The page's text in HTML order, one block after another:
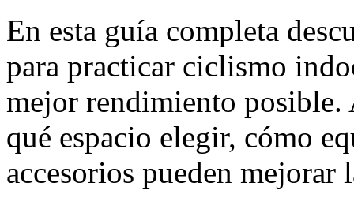
En esta guía completa
para practicar ciclismo
mejor rendimiento
qué espacio elegir, cómo
accesorios pueden mejorar